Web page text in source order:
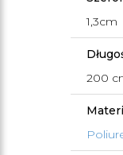
1,3cm
200